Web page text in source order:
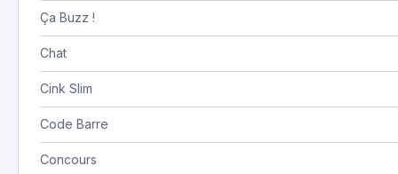
Ça Buzz !
Chat
Cink Slim
Code Barre
Concours